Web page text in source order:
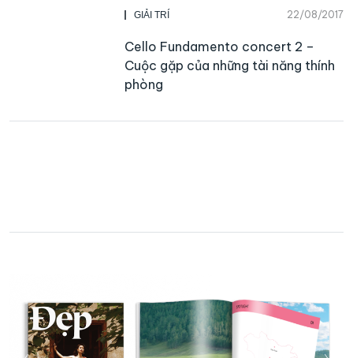
GIẢI TRÍ 22/08/2017
Cello Fundamento concert 2 –
Cuộc gặp của những tài năng thính
phòng